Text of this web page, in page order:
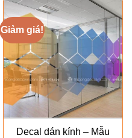
Giảm giá!
Decal dán kính – Mẫu